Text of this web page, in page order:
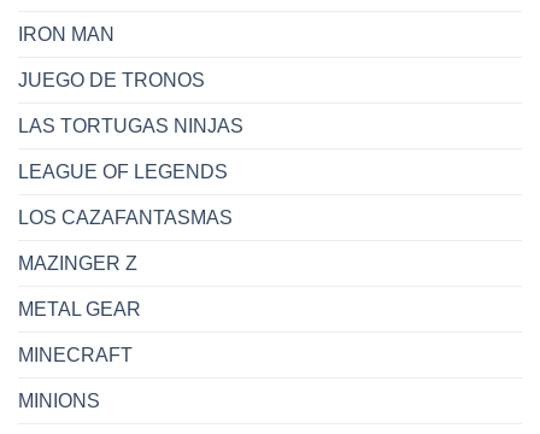
IRON MAN
JUEGO DE TRONOS
LAS TORTUGAS NINJAS
LEAGUE OF LEGENDS
LOS CAZAFANTASMAS
MAZINGER Z
METAL GEAR
MINECRAFT
MINIONS